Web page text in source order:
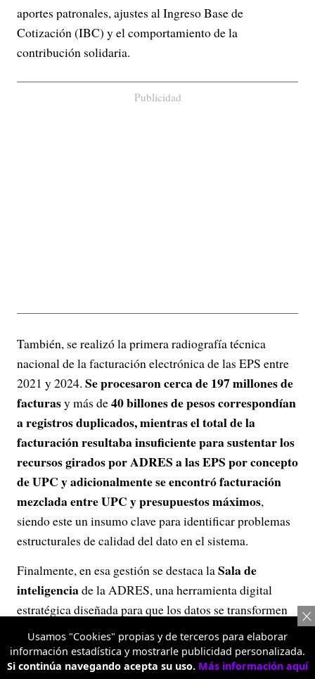
aportes patronales, ajustes al Ingreso Base de
Cotización (IBC) y el comportamiento de la
contribución solidaria.
Publicidad
También, se realizó la primera radiografía técnica
nacional de la facturación electrónica de las EPS entre
2021 y 2024. Se procesaron cerca de 197 millones de
facturasy más de40 billones de pesos correspondían
a registros duplicados, mientras el total de la
facturación resultaba insuficiente para sustentar los
recursos girados por ADRES a las EPS por concepto
de UPC y adicionalmente se encontró facturación
mezclada entre UPC y presupuestos máximos,
siendo este un insumo clave para identificar problemas
estructurales de calidad del dato en el sistema.
Finalmente, en esa gestión se destaca laSala de
inteligenciade la ADRES, una herramienta digital
estratégica diseñada para que los datos se transformen
en decisiones informadas y basadas en evidencia,
facilitando la consulta de indicadores clave sobre
recaudo, auditoría y pago del sector salud. Su propósito
Usamos "Cookies" propias y de terceros para elaborar
información estadística y mostrarle publicidad personalizada.
Si continúa navegando acepta su uso. Más información aquí